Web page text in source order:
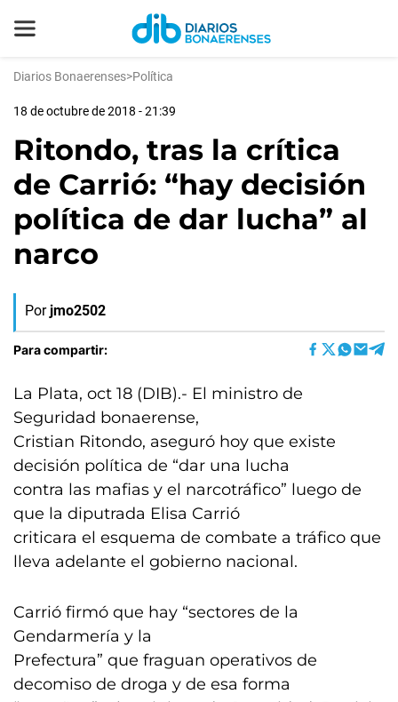
Diarios Bonaerenses>Política
18 de octubre de 2018 - 21:39
Ritondo, tras la crítica
de Carrió: “hay decisión
política de dar lucha” al
narco
Por jmo2502
Para compartir:
La Plata, oct 18 (DIB).- El ministro de
Seguridad bonaerense,
Cristian Ritondo, aseguró hoy que existe
decisión política de “dar una lucha
contra las mafias y el narcotráfico” luego de
que la diputrada Elisa Carrió
criticara el esquema de combate a tráfico que
lleva adelante el gobierno nacional.
Carrió firmó que hay “sectores de la
Gendarmería y la
Prefectura” que fraguan operativos de
decomiso de droga y de esa forma